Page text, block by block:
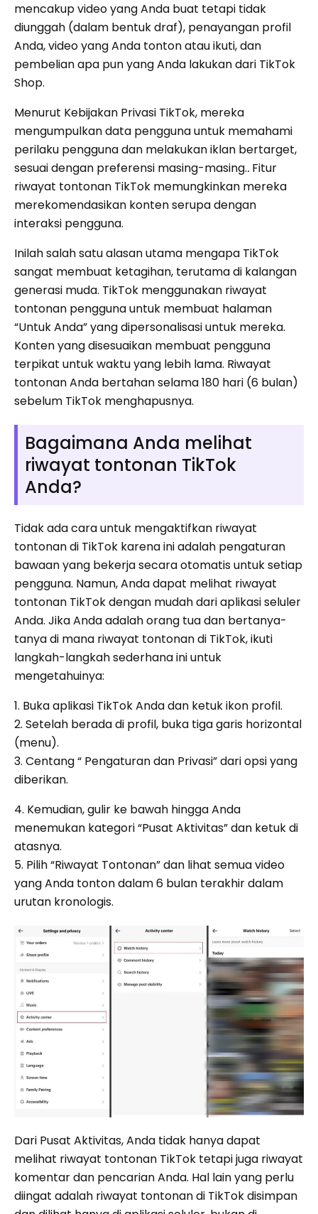
mencakup video yang Anda buat tetapi tidak
diunggah (dalam bentuk draf), penayangan profil
Anda, video yang Anda tonton atau ikuti, dan
pembelian apa pun yang Anda lakukan dari TikTok
Shop.
Menurut Kebijakan Privasi TikTok, mereka
mengumpulkan data pengguna untuk memahami
perilaku pengguna dan melakukan iklan bertarget,
sesuai dengan preferensi masing-masing.. Fitur
riwayat tontonan TikTok memungkinkan mereka
merekomendasikan konten serupa dengan
interaksi pengguna.
Inilah salah satu alasan utama mengapa TikTok
sangat membuat ketagihan, terutama di kalangan
generasi muda. TikTok menggunakan riwayat
tontonan pengguna untuk membuat halaman
“Untuk Anda” yang dipersonalisasi untuk mereka.
Konten yang disesuaikan membuat pengguna
terpikat untuk waktu yang lebih lama. Riwayat
tontonan Anda bertahan selama 180 hari (6 bulan)
sebelum TikTok menghapusnya.
Bagaimana Anda melihat
riwayat tontonan TikTok
Anda?
Tidak ada cara untuk mengaktifkan riwayat
tontonan di TikTok karena ini adalah pengaturan
bawaan yang bekerja secara otomatis untuk setiap
pengguna. Namun, Anda dapat melihat riwayat
tontonan TikTok dengan mudah dari aplikasi seluler
Anda. Jika Anda adalah orang tua dan bertanya-
tanya di mana riwayat tontonan di TikTok, ikuti
langkah-langkah sederhana ini untuk
mengetahuinya:
1. Buka aplikasi TikTok Anda dan ketuk ikon profil.
2. Setelah berada di profil, buka tiga garis horizontal
(menu).
3. Centang “ Pengaturan dan Privasi” dari opsi yang
diberikan.
4. Kemudian, gulir ke bawah hingga Anda
menemukan kategori “Pusat Aktivitas” dan ketuk di
atasnya.
5. Pilih “Riwayat Tontonan” dan lihat semua video
yang Anda tonton dalam 6 bulan terakhir dalam
urutan kronologis.
Dari Pusat Aktivitas, Anda tidak hanya dapat
melihat riwayat tontonan TikTok tetapi juga riwayat
komentar dan pencarian Anda. Hal lain yang perlu
diingat adalah riwayat tontonan di TikTok disimpan